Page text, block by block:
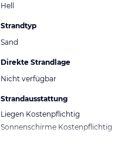
Hell
Strandtyp
Sand
Direkte Strandlage
Nicht verfügbar
Strandausstattung
Liegen Kostenpflichtig
Sonnenschirme Kostenpflichtig